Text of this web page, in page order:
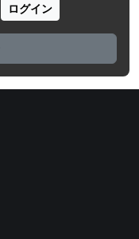
ログイン